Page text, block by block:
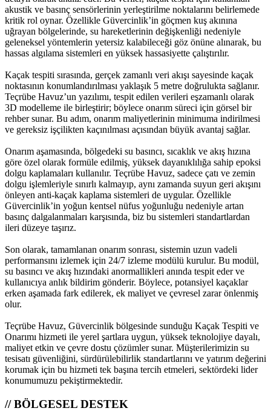
akustik ve basınç sensörlerinin yerleştirilme noktalarını belirlemede
kritik rol oynar. Özellikle Güvercinlik’in göçmen kuş akınına
uğrayan bölgelerinde, su hareketlerinin değişkenliği nedeniyle
geleneksel yöntemlerin yetersiz kalabileceği göz önüne alınarak, bu
hassas algılama sistemleri en yüksek hassasiyette çalıştırılır.
Kaçak tespiti sırasında, gerçek zamanlı veri akışı sayesinde kaçak
noktasının konumlandırılması yaklaşık 5 metre doğrulukta sağlanır.
Teçrübe Havuz’un yazılımı, tespit edilen verileri eşzamanlı olarak
3D modelleme ile birleştirir; böylece onarım süreci için görsel bir
rehber sunar. Bu adım, onarım maliyetlerinin minimuma indirilmesi
ve gereksiz işçilikten kaçınılması açısından büyük avantaj sağlar.
Onarım aşamasında, bölgedeki su basıncı, sıcaklık ve akış hızına
göre özel olarak formüle edilmiş, yüksek dayanıklılığa sahip epoksi
dolgu kaplamaları kullanılır. Teçrübe Havuz, sadece çatı ve zemin
dolgu işlemleriyle sınırlı kalmayıp, aynı zamanda suyun geri akışını
önleyen anti‑kaçak kaplama sistemleri de uygular. Özellikle
Güvercinlik’in yoğun kentsel nüfus yoğunluğu nedeniyle artan
basınç dalgalanmaları karşısında, biz bu sistemleri standartlardan
ileri düzeye taşırız.
Son olarak, tamamlanan onarım sonrası, sistemin uzun vadeli
performansını izlemek için 24/7 izleme modülü kurulur. Bu modül,
su basıncı ve akış hızındaki anormallikleri anında tespit eder ve
kullanıcıya anlık bildirim gönderir. Böylece, potansiyel kaçaklar
erken aşamada fark edilerek, ek maliyet ve çevresel zarar önlenmiş
olur.
Teçrübe Havuz, Güvercinlik bölgesinde sunduğu Kaçak Tespiti ve
Onarımı hizmeti ile yerel şartlara uygun, yüksek teknolojiye dayalı,
maliyet etkin ve çevre dostu çözümler sunar. Müşterilerimizin su
tesisatı güvenliğini, sürdürülebilirlik standartlarını ve yatırım değerini
korumak için bu hizmeti tek başına tercih etmeleri, sektördeki lider
konumumuzu pekiştirmektedir.
// BÖLGESEL DESTEK